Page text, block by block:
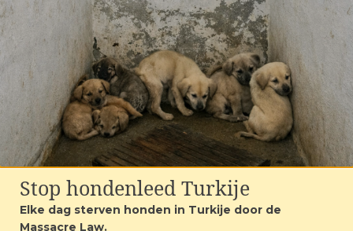
gedeelte weer aan
en rijdt richting
slachthuis. Op dat
moment kwam er
nog een truck aan
en die ging ook
stilstaan. Ook hier
hadden de dieren
Stop hondenleed Turkije
Elke dag sterven honden in Turkije door de
Massacre Law.